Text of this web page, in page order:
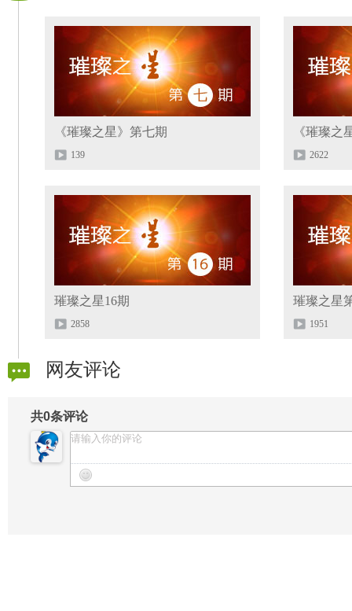
《璀璨之星》第七期
139
《璀璨之
2622
璀璨之星16期
2858
璀璨之星
1951
网友评论
共0条评论